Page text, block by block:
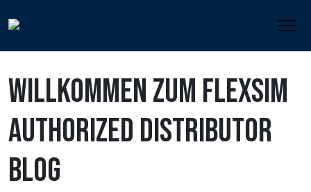
27. August 2025, 14:10
WILLKOMMEN ZUM FLEXSIM
AUTHORIZED DISTRIBUTOR
BLOG